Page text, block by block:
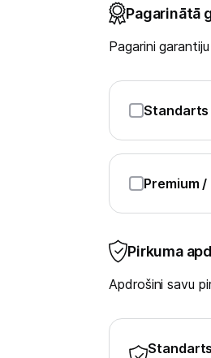
Gaļas maļamās mašīnas
Pirkuma
Apdrošini savu
Standarts
Pagarinātā
Pagarini
Standarts
Premium /